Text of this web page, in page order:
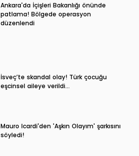
Ankara'da İçişleri Bakanlığı önünde
patlama! Bölgede operasyon
düzenlendi
İsveç’te skandal olay! Türk çocuğu
eşcinsel aileye verildi…
Mauro Icardi'den 'Aşkın Olayım' şarkısını
söyledi!